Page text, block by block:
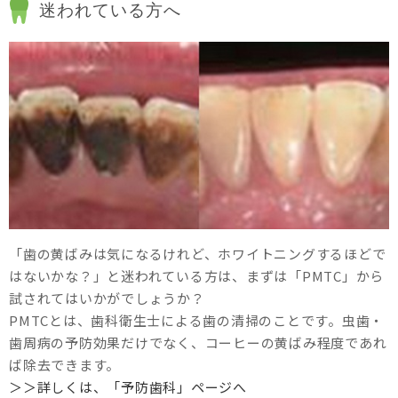
迷われている方へ
「歯の黄ばみは気になるけれど、ホワイトニングするほどで
はないかな？」と迷われている方は、まずは「PMTC」から
試されてはいかがでしょうか？
PMTCとは、歯科衛生士による歯の清掃のことです。虫歯・
歯周病の予防効果だけでなく、コーヒーの黄ばみ程度であれ
ば除去できます。
＞＞詳しくは、「予防歯科」ページへ